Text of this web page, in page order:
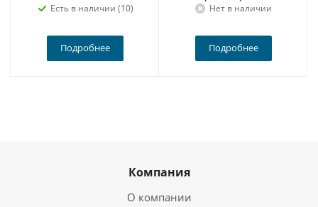
Есть в наличии (10)
Подробнее
Нет в наличии
Подробнее
Компания
О компании